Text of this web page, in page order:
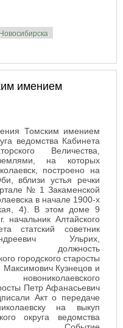
имением
Томским имением
ведомства Кабинета
Величества,
на которых
построено на
вблизи устья речки
№ 1 Закаменской
в начале 1900-х
4). В этом доме 9
начальник Алтайского
статский советник
Ульрих,
должность
городского старосты
Максимович Кузнецов и
Петр Афанасьевич
Акт о передаче
на выкуп
округа ведомства